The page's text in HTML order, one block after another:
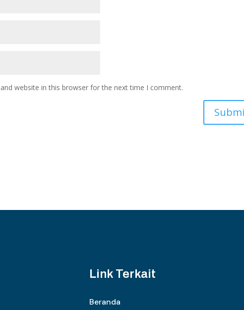
website in this browser for the next time I comment.
Link Terkait
Beranda